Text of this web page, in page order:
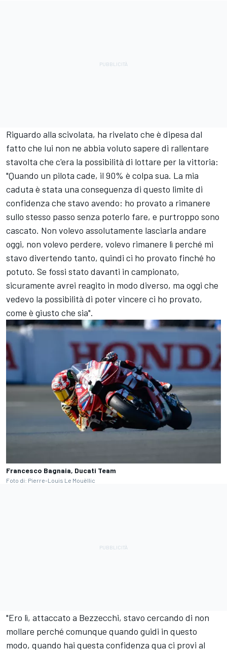
Riguardo alla scivolata, ha rivelato che è dipesa dal
fatto che lui non ne abbia voluto sapere di rallentare
stavolta che c'era la possibilità di lottare per la vittoria:
"Quando un pilota cade, il 90% è colpa sua. La mia
caduta è stata una conseguenza di questo limite di
confidenza che stavo avendo: ho provato a rimanere
sullo stesso passo senza poterlo fare, e purtroppo sono
cascato. Non volevo assolutamente lasciarla andare
oggi, non volevo perdere, volevo rimanere lì perché mi
stavo divertendo tanto, quindi ci ho provato finché ho
potuto. Se fossi stato davanti in campionato,
sicuramente avrei reagito in modo diverso, ma oggi che
vedevo la possibilità di poter vincere ci ho provato,
come è giusto che sia".
Francesco Bagnaia, Ducati Team
Foto di: Pierre-Louis Le Mouëllic
"Ero lì, attaccato a Bezzecchi, stavo cercando di non
mollare perché comunque quando guidi in questo
modo, quando hai questa confidenza qua ci provi al